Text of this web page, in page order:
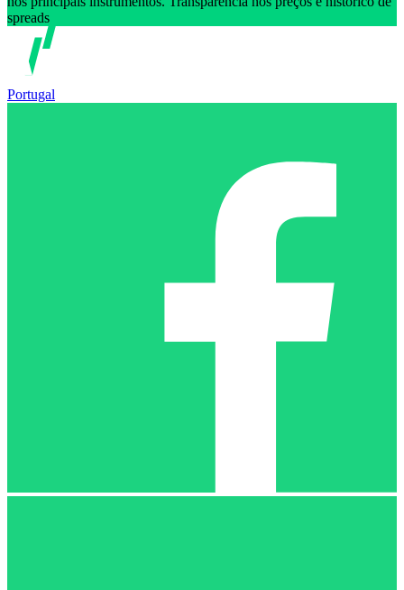
spreads
Portugal